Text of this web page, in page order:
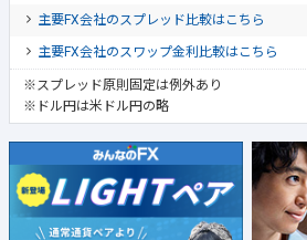
主要FX会社のスプレッド比較はこちら
主要FX会社のスワップ金利比較はこちら
※スプレッド原則固定は例外あり
※ドル円は米ドル円の略